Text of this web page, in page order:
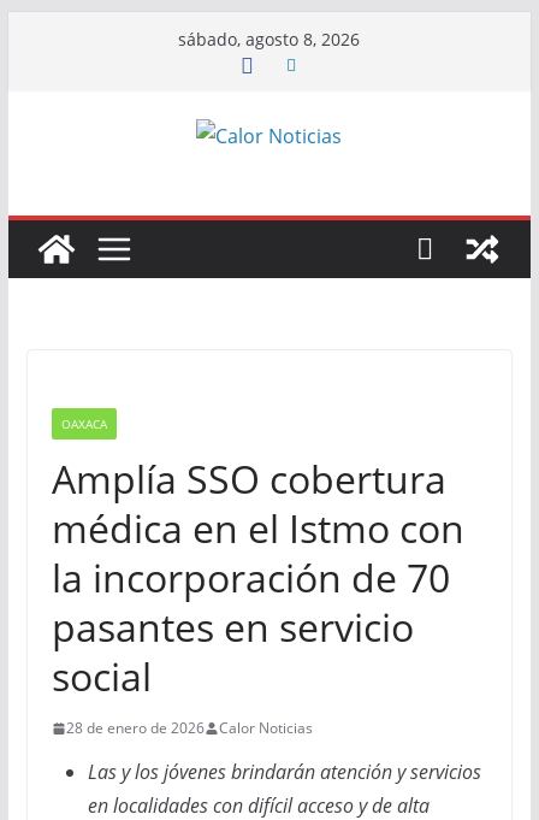
sábado, agosto 8, 2026
OAXACA
Amplía SSO cobertura
médica en el Istmo con
la incorporación de 70
pasantes en servicio
social
28 de enero de 2026 Calor Noticias
Las y los jóvenes brindarán atención y servicios
en localidades con difícil acceso y de alta